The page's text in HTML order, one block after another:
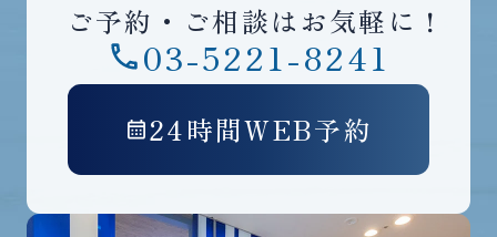
ご予約・ご相談はお気軽に！
03-5221-8241
24時間WEB予約